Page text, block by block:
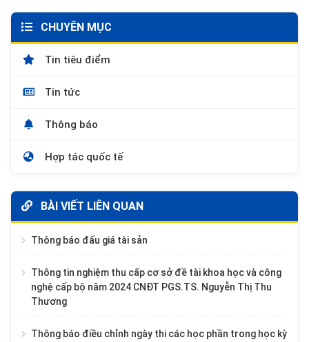
CHUYÊN MỤC
Tin tiêu điểm
Tin tức
Thông báo
Hợp tác quốc tế
BÀI VIẾT LIÊN QUAN
Thông báo đấu giá tài sản
Thông tin nghiệm thu cấp cơ sở đề tài khoa học và công
nghệ cấp bộ năm 2024 CNĐT PGS.TS. Nguyễn Thị Thu
Thương
Thông báo điều chỉnh ngày thi các học phần trong học kỳ